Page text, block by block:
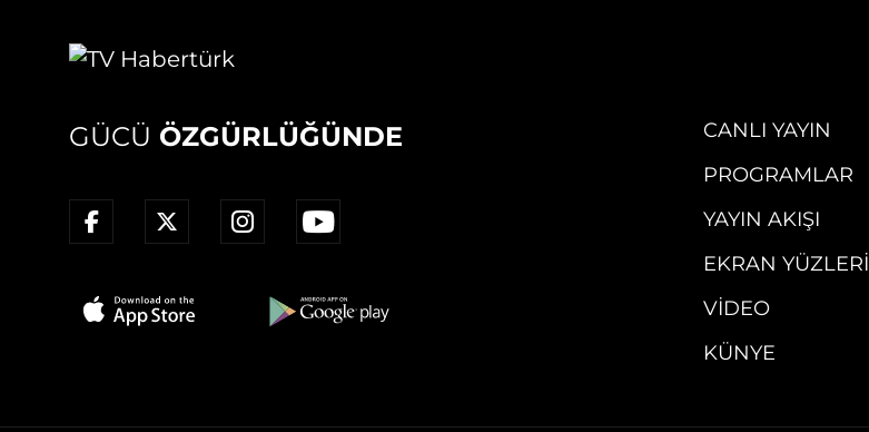
GÜCÜ ÖZGÜRLÜĞÜNDE
CANLI YAYIN
PROGRAMLAR
YAYIN AKIŞI
EKRAN YÜZLERI
VIDEO
KÜNYE